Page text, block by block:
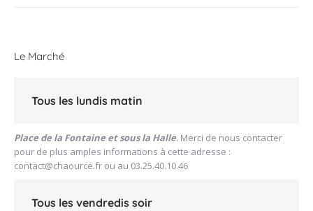
Le Marché
Tous les lundis matin
Place de la Fontaine et sous la Halle. Merci de nous contacter
pour de plus amples informations à cette adresse :
contact@chaource.fr ou au 03.25.40.10.46
Tous les vendredis soir